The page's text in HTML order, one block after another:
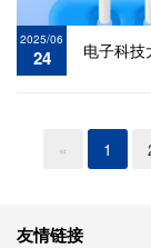
2025/06
24 电子科
« 1
友情链接